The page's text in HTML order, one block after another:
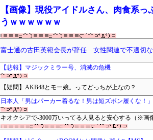
【画像】現役アイドルさん、肉食系
うｗｗｗｗｗｗ
富士通の古田英範会長が辞任 女性関連で不適切
【悲報】マジックミラー号、消滅の危機
【疑問】AKB48とモー娘。ってどっちが上なの？
日本人「男はパーカー着るな！男は短ズボン履くな！」
キオクシアで-3000万いってる人見ると安心する（※画